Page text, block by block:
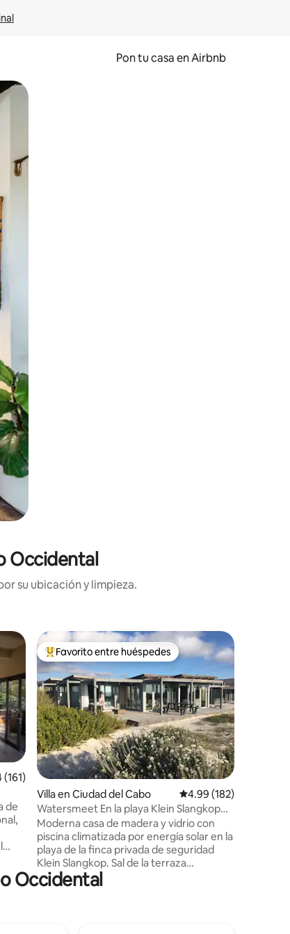
Pon tu casa en Airbnb
el dedo.
Occidental
su ubicación y limpieza.
promedio: 4.94 de 5, 161 reseñas
(161)
de
del
Favorito entre huéspedes preferido
Favorito entre huéspedes
Villa en Ciudad del Cabo Calificación promedio:
4.99 (182)
Watersmeet En la playa Klein Slangkop
Kommetjie
Moderna casa de madera y vidrio con
piscina climatizada por energía solar en la
playa de la finca privada de seguridad
Klein Slangkop. Sal de la terraza
delantera a la hermosa arena de la playa
y accede directamente a algunas de las
Occidental